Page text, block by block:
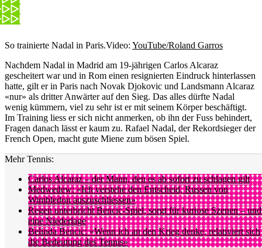
So trainierte Nadal in Paris.Video: YouTube/Roland Garros
Nachdem Nadal in Madrid am 19-jährigen Carlos Alcaraz
gescheitert war und in Rom einen resignierten Eindruck hinterlassen
hatte, gilt er in Paris nach Novak Djokovic und Landsmann Alcaraz
«nur» als dritter Anwärter auf den Sieg. Das alles dürfte Nadal
wenig kümmern, viel zu sehr ist er mit seinem Körper beschäftigt.
Im Training liess er sich nicht anmerken, ob ihn der Fuss behindert,
Fragen danach lässt er kaum zu. Rafael Nadal, der Rekordsieger der
French Open, macht gute Miene zum bösen Spiel.
Mehr Tennis:
Carlos Alcaraz – der Mann, den es ab sofort zu schlagen gilt
Medwedew: «Ich verstehe den Entscheid, Russen von
Wimbledon auszuschliessen»
Regen unterbricht Bencic-Spiel, sorgt für kuriose Szenen – und
eine Niederlage
Belinda Bencic: «Wenn ich an den Krieg denke, relativiert sich
die Bedeutung des Tennis»